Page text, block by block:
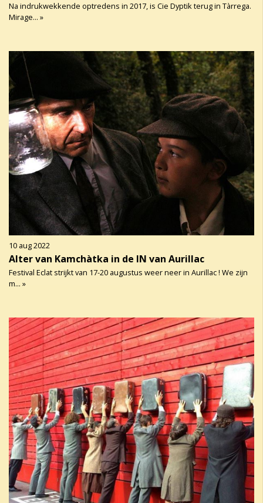
Na indrukwekkende optredens in 2017, is Cie Dyptik terug in Tàrrega.
Mirage... »
10 aug 2022
Alter van Kamchàtka in de IN van Aurillac
Festival Eclat strijkt van 17-20 augustus weer neer in Aurillac ! We zijn
m... »